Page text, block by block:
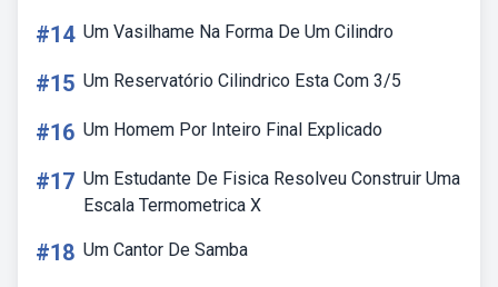
#14 Um Vasilhame Na Forma De Um Cilindro
#15 Um Reservatório Cilindrico Esta Com 3/5
#16 Um Homem Por Inteiro Final Explicado
#17 Um Estudante De Fisica Resolveu Construir Uma
Escala Termometrica X
#18 Um Cantor De Samba